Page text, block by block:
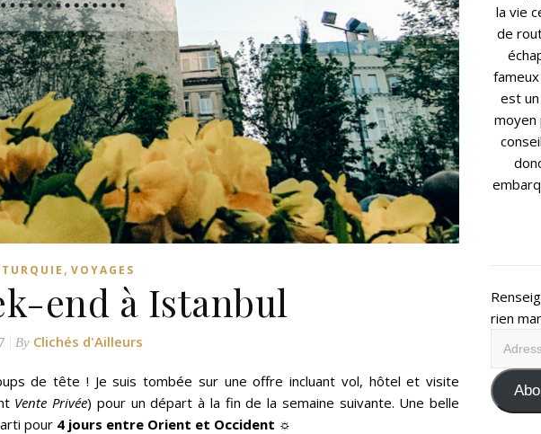
TURQUIE , VOYAGES
end à Istanbul
By Clichés d'Ailleurs
de tête ! Je suis tombée sur une offre incluant vol, hôtel et visite
Vente Privée) pour un départ à la fin de la semaine suivante. Une belle
pour 4 jours entre Orient et Occident ☼
la vie
de
est
moyen
rien
mail